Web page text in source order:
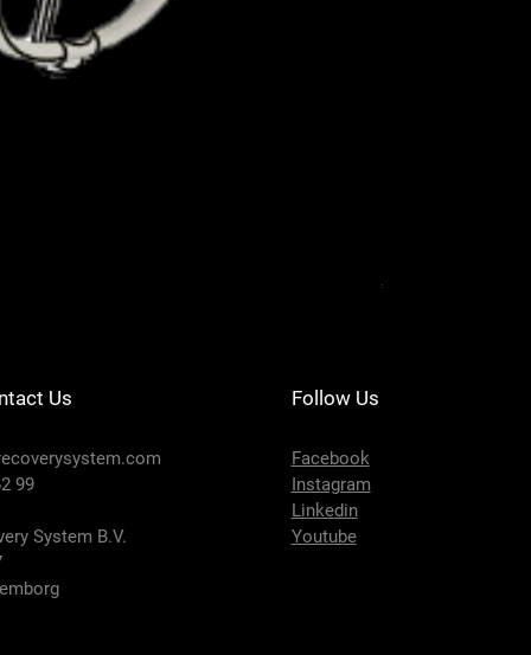
Prijs
€ 650,00
Us
99
System B.V.
Follow Us
Facebook
Instagram
Linkedin
Youtube